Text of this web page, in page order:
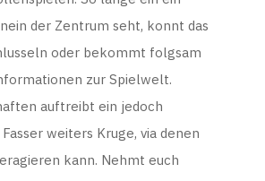
der Zentrum seht, konnt das
oder bekommt folgsam
zur Spielwelt.
auftreibt ein jedoch
weiters Kruge, via denen
kann. Nehmt euch